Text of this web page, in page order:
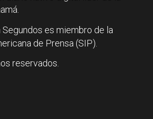
Segundos es miembro de la
de Prensa (SIP).
reservados.